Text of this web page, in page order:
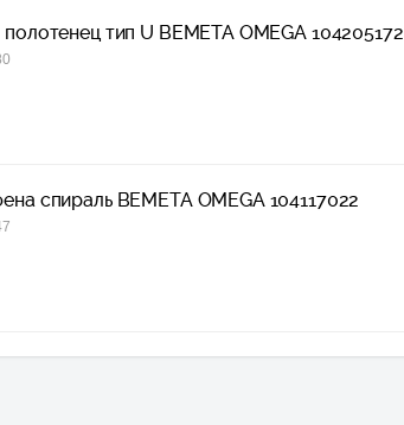
тип U BEMETA OMEGA 104205172
спираль BEMETA OMEGA 104117022